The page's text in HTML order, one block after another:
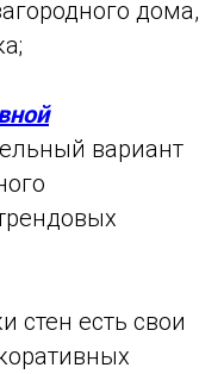
дома,
вариант
стен есть свои